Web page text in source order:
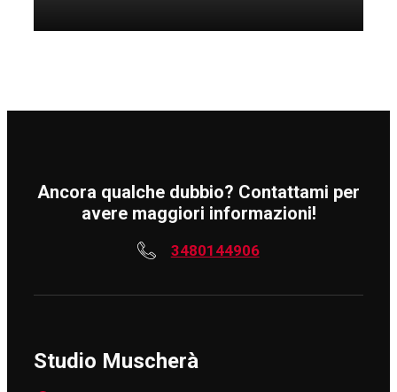
Ancora qualche dubbio? Contattami per
avere maggiori informazioni!
3480144906
Studio Muscherà